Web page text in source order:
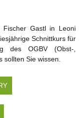
Gastl in Leoni
Schnittkurs für
des OGBV (Obst-,
sollten Sie wissen.